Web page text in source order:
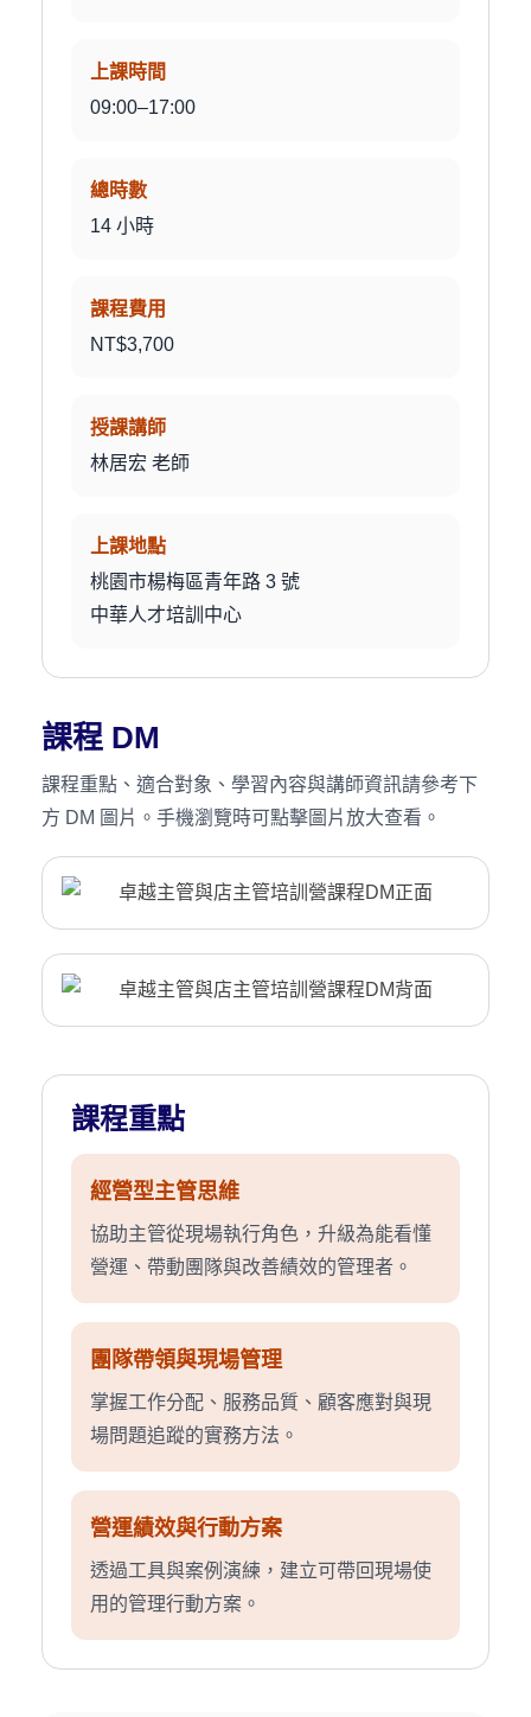
上課時間
09:00–17:00
總時數
14 小時
課程費用
NT$3,700
授課講師
林居宏 老師
上課地點
桃園市楊梅區青年路 3 號
中華人才培訓中心
課程 DM
課程重點、適合對象、學習內容與講師資訊請參考下
方 DM 圖片。手機瀏覽時可點擊圖片放大查看。
課程重點
經營型主管思維
協助主管從現場執行角色，升級為能看懂
營運、帶動團隊與改善績效的管理者。
團隊帶領與現場管理
掌握工作分配、服務品質、顧客應對與現
場問題追蹤的實務方法。
營運績效與行動方案
透過工具與案例演練，建立可帶回現場使
用的管理行動方案。